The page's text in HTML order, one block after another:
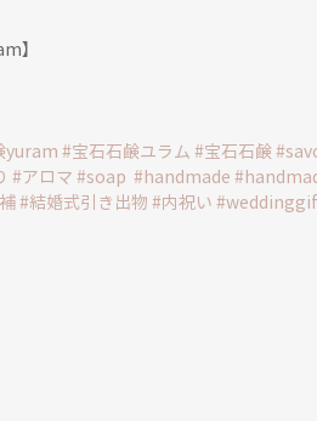
】
yuram #宝石石鹸ユラム #宝石石鹸
#アロマ #soap #handmade
#結婚式引き出物 #内祝い